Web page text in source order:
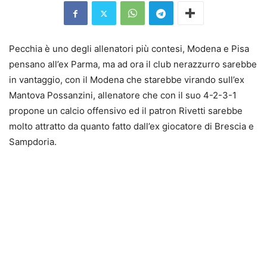
Pecchia è uno degli allenatori più contesi, Modena e Pisa
pensano all’ex Parma, ma ad ora il club nerazzurro sarebbe
in vantaggio, con il Modena che starebbe virando sull’ex
Mantova Possanzini, allenatore che con il suo 4-2-3-1
propone un calcio offensivo ed il patron Rivetti sarebbe
molto attratto da quanto fatto dall’ex giocatore di Brescia e
Sampdoria.